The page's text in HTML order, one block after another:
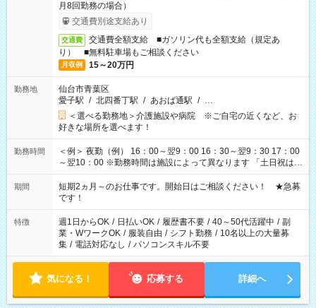
月8回勤務の場合）
交通費別途支給あり
交通費
交通費全額支給 ■ガソリン代も全額支給（規定あ
り） ■無料駐車場もご相談ください
月収例 15～20万円
勤務地
仙台市青葉区
愛子駅 / 北四番丁駅 / あおば通駅 / …
＜選べる勤務地＞介護施設や病院 ※ご自宅の近くなど、お
好きな場所を選べます！
勤務時間
＜例＞ 夜勤（例） 16：00～翌9：00 16：30～翌9：30 17：00
～翌10：00 ※勤務時間は施設によって異なります 「土日祝は休
みたい」 「しっかり稼ぎたい」 「もう少し遅い時間から始めた
い」など ご希望にあったお仕事をご案内いたします。 ※未経験
の方の場合は1～2ヶ月間は日中での仕事を経験いただき、 お
仕事に慣れてからの夜勤になります。 ★家庭の都合でお休みが
必要な場合も遠慮なくご相談ください。
期間
短期2ヵ月～のお仕事です。開始日はご相談ください！ ★急募
です！
特徴 週1日からOK / 日払いOK / 履歴書不要 / 40～50代活躍中 / 副
業・WワークOK / 服装自由 / シフト勤務 / 10名以上の大量募
集 / 電話対応なし / パソコンスキル不要
気になる！ 応募する 詳細へ